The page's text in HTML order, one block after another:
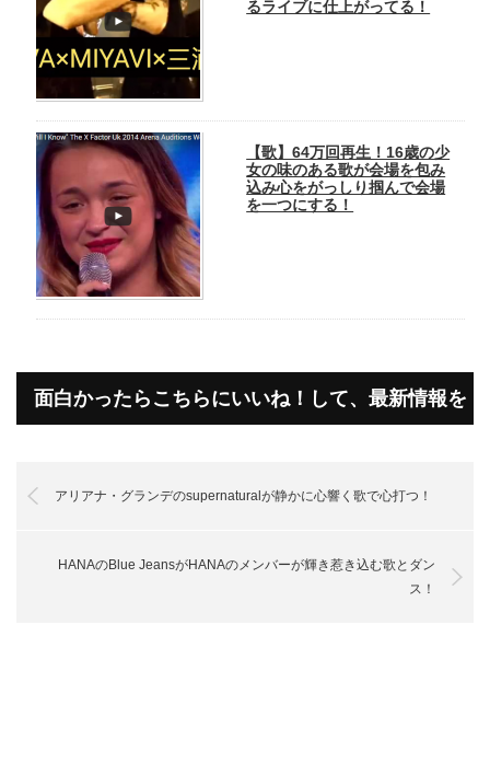
るライブに仕上がってる！
【歌】64万回再生！16歳の少
女の味のある歌が会場を包み
込み心をがっしり掴んで会場
を一つにする！
面白かったらこちらにいいね！して、最新情報を
アリアナ・グランデのsupernaturalが静かに心響く歌で心打つ！
HANAのBlue JeansがHANAのメンバーが輝き惹き込む歌とダン
ス！